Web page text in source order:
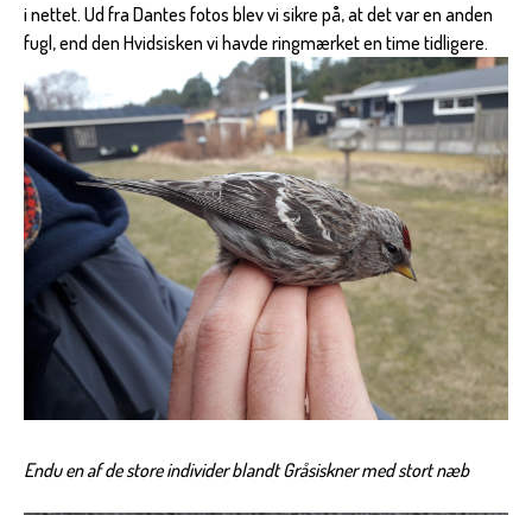
i nettet. Ud fra Dantes fotos blev vi sikre på, at det var en anden
fugl, end den Hvidsisken vi havde ringmærket en time tidligere.
Endu en af de storeindivider blandt Gråsiskner med stort næb